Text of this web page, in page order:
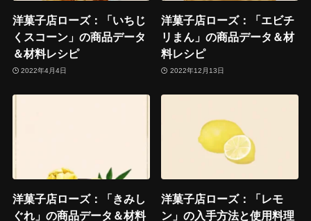
洋菓子店ローズ：「いちじ
くスコーン」の商品データ
＆材料レシピ
2022年4月4日
洋菓子店ローズ：「エビチ
リまん」の商品データ＆材
料レシピ
2022年12月13日
洋菓子店ローズ：「きみし
ぐれ」の商品データ＆材料
洋菓子店ローズ：「レモ
ン」の入手方法と使用料理